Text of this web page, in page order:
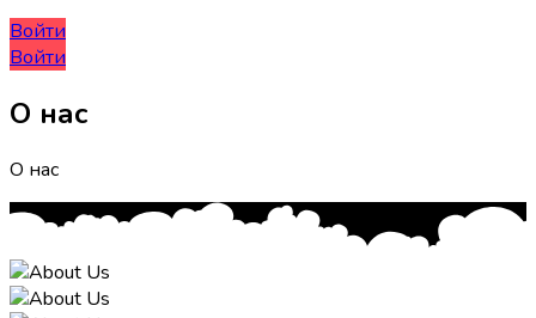
Войти
Войти
О нас
О нас